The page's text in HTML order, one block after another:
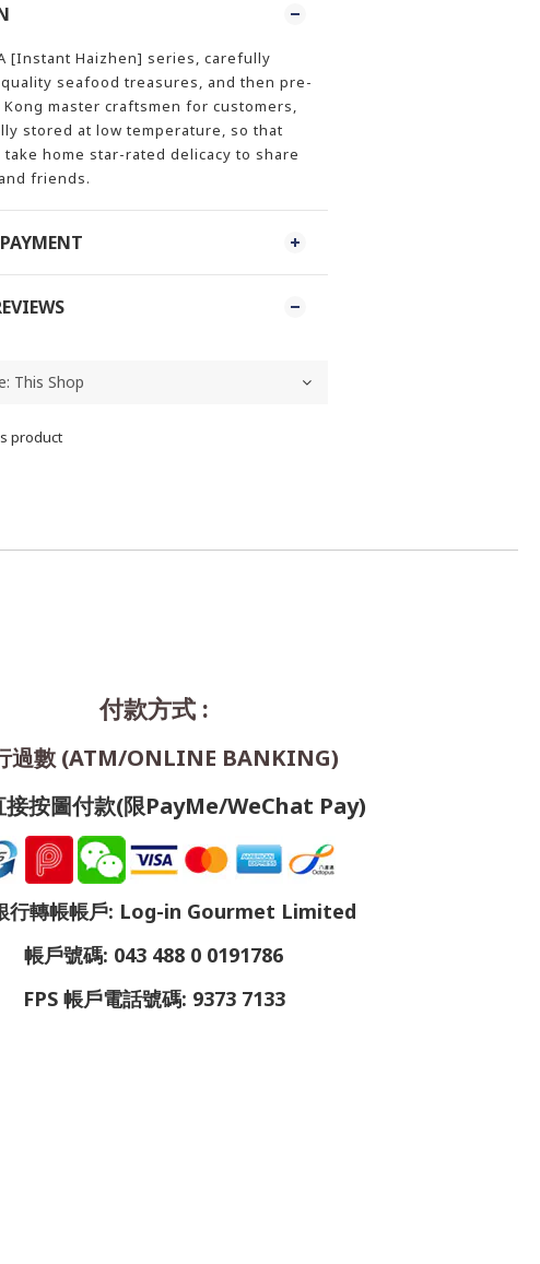
[Instant Haizhen] series, carefully
seafood treasures, and then pre-
Kong master craftsmen for customers,
stored at low temperature, so that
take home star-rated delicacy to share
friends.
product
付款方式 :
過數 (ATM/ONLINE BANKING)
接按圖付款(限PayMe/WeChat Pay)
行轉帳帳戶: Log-in Gourmet Limited
帳戶號碼: 043 488 0 0191786
FPS 帳戶電話號碼: 9373 7133